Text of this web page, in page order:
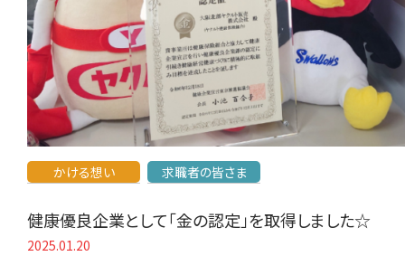
かける想い 求職者の皆さま
健康優良企業として「金の認定」を取得しました☆
2025.01.20